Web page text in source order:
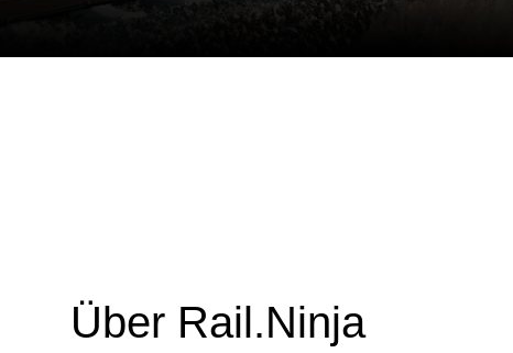
Über Rail.Ninja